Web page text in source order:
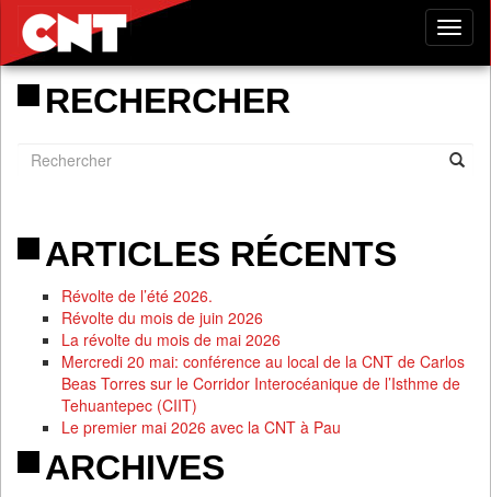
RECHERCHER
ARTICLES RÉCENTS
Révolte de l’été 2026.
Révolte du mois de juin 2026
La révolte du mois de mai 2026
Mercredi 20 mai: conférence au local de la CNT de Carlos
Beas Torres sur le Corridor Interocéanique de l’Isthme de
Tehuantepec (CIIT)
Le premier mai 2026 avec la CNT à Pau
ARCHIVES